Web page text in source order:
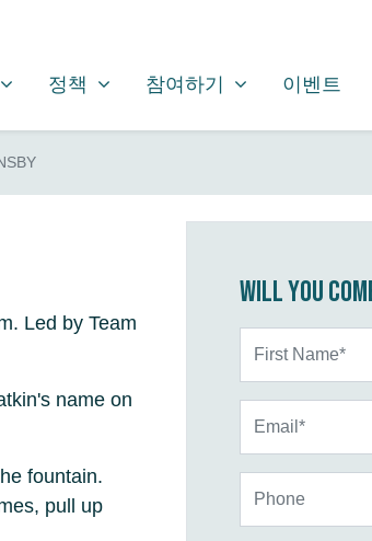
SUBMENU FOR
정책
SHOW SUBMENU FOR
정책 참여하기
SHOW SUBMENU FOR
참여하기 이벤트
Led by Team
name on
fountain.
pull up
Will you